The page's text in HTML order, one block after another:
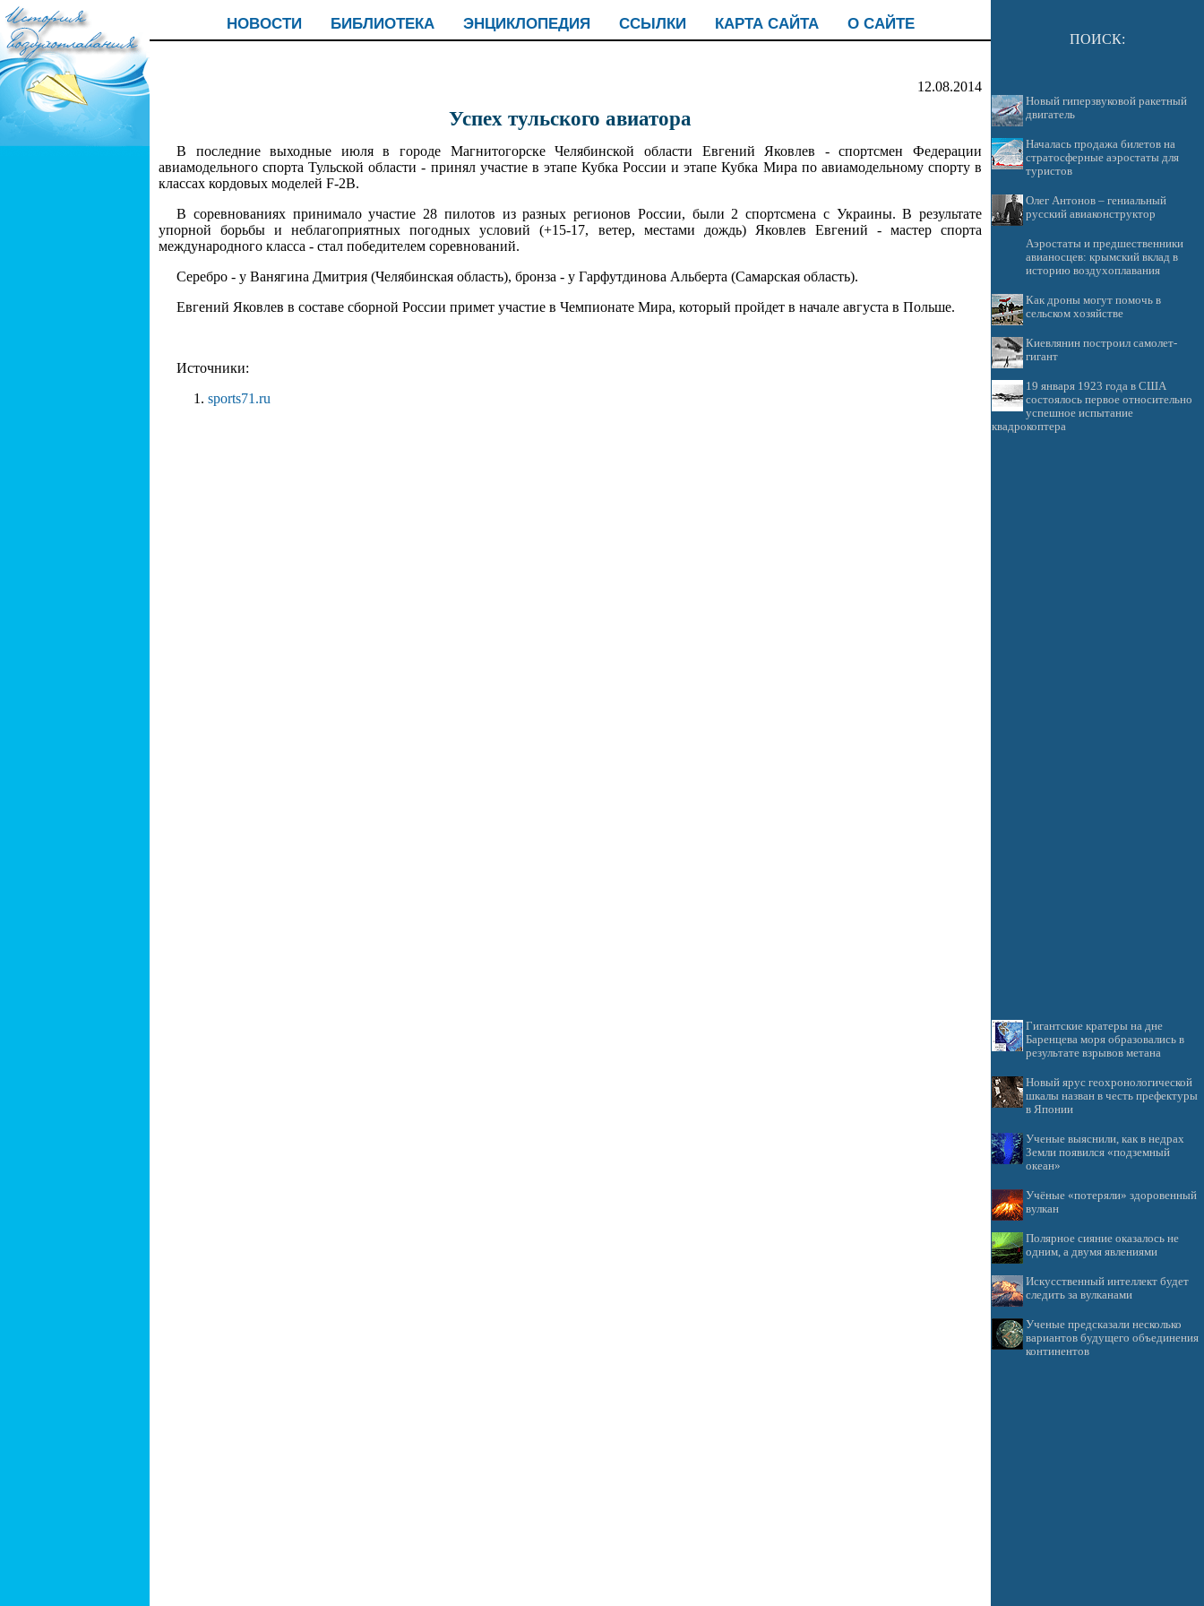
НОВОСТИ БИБЛИОТЕКА ЭНЦИКЛОПЕДИЯ ССЫЛКИ КАРТА САЙТА О САЙТЕ
12.08.2014
Успех тульского авиатора
В последние выходные июля в городе Магнитогорске Челябинской области Евгений Яковлев - спортсмен Федерации
авиамодельного спорта Тульской области - принял участие в этапе Кубка России и этапе Кубка Мира по авиамодельному спорту в
классах кордовых моделей F-2В.
В соревнованиях принимало участие 28 пилотов из разных регионов России, были 2 спортсмена с Украины. В результате
упорной борьбы и неблагоприятных погодных условий (+15-17, ветер, местами дождь) Яковлев Евгений - мастер спорта
международного класса - стал победителем соревнований.
Серебро - у Ванягина Дмитрия (Челябинская область), бронза - у Гарфутдинова Альберта (Самарская область).
Евгений Яковлев в составе сборной России примет участие в Чемпионате Мира, который пройдет в начале августа в Польше.
Источники:
sports71.ru
ПОИСК:
Новый гиперзвуковой ракетный
двигатель
Началась продажа билетов на
стратосферные аэростаты для
туристов
Олег Антонов – гениальный
русский авиаконструктор
Аэростаты и предшественники
авианосцев: крымский вклад в
историю воздухоплавания
Как дроны могут помочь в
сельском хозяйстве
Киевлянин построил самолет-
гигант
19 января 1923 года в США
состоялось первое относительно
успешное испытание
квадрокоптера
Гигантские кратеры на дне
Баренцева моря образовались в
результате взрывов метана
Новый ярус геохронологической
шкалы назван в честь префектуры
в Японии
Ученые выяснили, как в недрах
Земли появился «подземный
океан»
Учёные «потеряли» здоровенный
вулкан
Полярное сияние оказалось не
одним, а двумя явлениями
Искусственный интеллект будет
следить за вулканами
Ученые предсказали несколько
вариантов будущего объединения
континентов